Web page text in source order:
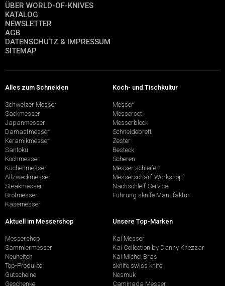
ÜBER WORLD-OF-KNIVES
KATALOG
NEWSLETTER
AGB
DATENSCHUTZ & IMPRESSUM
SITEMAP
Alles zum Schneiden
Schweizer Messer
Sackmesser
Japanmesser
Damastmesser
Keramikmesser
Santoku
Kochmesser
Küchenmesser
Allzweckmesser
Steakmesser
Brotmesser
Käsemesser
Koch- und Tischkultur
Messer
Messerset
Messerblock
Schneidebrett
Zester
Besteck
Scheren
Messer schleifen
Messerschärf-Workshop
Nachschleif-Service
Führung sknife Manufaktur
Aktuell im Messershop
Messershop
Sammlermesser
Neuheiten
Top-Produkte
Gutscheine
Geschenke
Unsere Top-Marken
Kai Messer
Kai Collection by Danny Khezzar
Kai Michel Bras
sknife swiss knife
Nesmuk
Caminada Messer